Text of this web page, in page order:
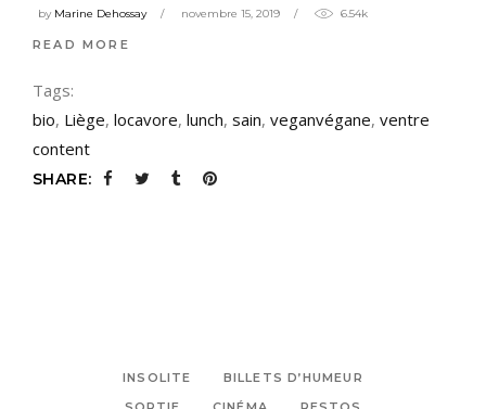
by Marine Dehossay novembre 15, 2019 6.54k
READ MORE
Tags:
bio, Liège, locavore, lunch, sain, veganvégane, ventre
content
SHARE:
INSOLITE
BILLETS D’HUMEUR